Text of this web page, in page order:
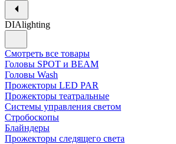
DIAlighting
Смотреть все товары
Головы SPOT и BEAM
Головы Wash
Прожекторы LED PAR
Прожекторы театральные
Системы управления светом
Стробоскопы
Блайндеры
Прожекторы следящего света